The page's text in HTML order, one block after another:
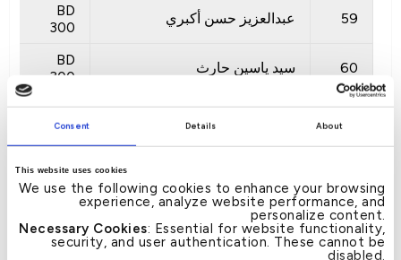
Consent Details About
This website uses cookies
We use the following cookies to enhance your browsing
experience, analyze website performance, and
personalize content.
Necessary Cookies: Essential for website functionality,
security, and user authentication. These cannot be
disabled.
59 عبدالعزيز حسن أكبري
BD
300
60 سيد ياسين حارث
BD
300
BD
300
عفاف إبراهيم محمد طاهر محمد
300
63 علي أحمد عيسى الموت
300